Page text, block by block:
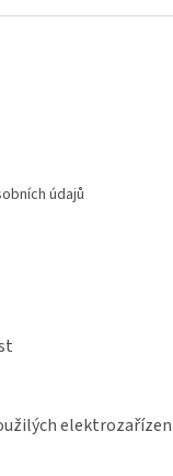
a
v
údajů